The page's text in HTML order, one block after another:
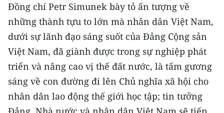
Chuyên trang TP. Hồ Chí Minh
CHUYÊN ĐỀ
CÁC CHUYÊN TRANG
VỀ BÁO NHÂN DÂN
Đồng chí Petr Simunek bày tỏ ấn tượng về
những thành tựu to lớn mà nhân dân Việt Nam,
dưới sự lãnh đạo sáng suốt của Đảng Cộng sản
Việt Nam, đã giành được trong sự nghiệp phát
triển và nâng cao vị thế đất nước, là tấm gương
sáng về con đường đi lên Chủ nghĩa xã hội cho
nhân dân lao động thế giới học tập; tin tưởng